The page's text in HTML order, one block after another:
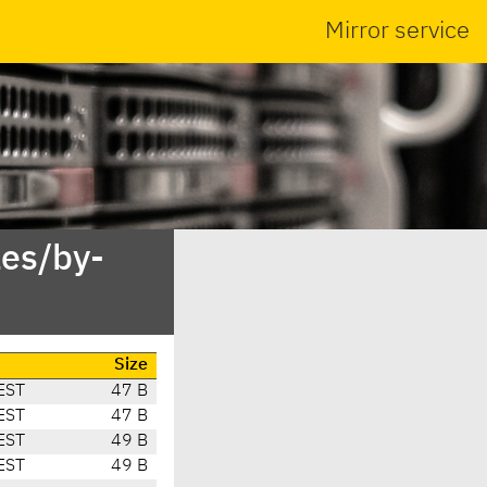
Mirror service
by-
Size
47 B
47 B
49 B
49 B